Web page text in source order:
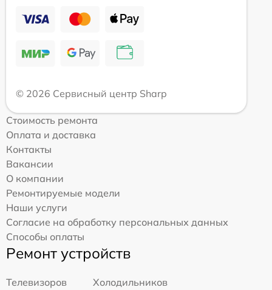
© 2026 Сервисный центр Sharp
Стоимость ремонта
Оплата и доставка
Контакты
Вакансии
О компании
Ремонтируемые модели
Наши услуги
Согласие на обработку персональных данных
Способы оплаты
Ремонт устройств
Телевизоров
Холодильников